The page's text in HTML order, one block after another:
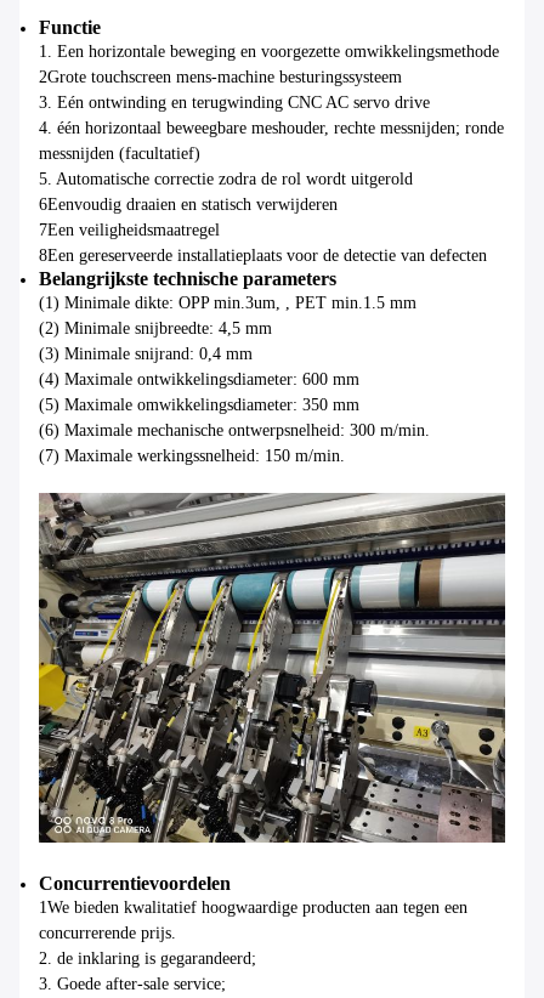
Functie
1. Een horizontale beweging en voorgezette omwikkelingsmethode
2Grote touchscreen mens-machine besturingssysteem
3. Eén ontwinding en terugwinding CNC AC servo drive
4. één horizontaal beweegbare meshouder, rechte messnijden; ronde
messnijden (facultatief)
5. Automatische correctie zodra de rol wordt uitgerold
6Eenvoudig draaien en statisch verwijderen
7Een veiligheidsmaatregel
8Een gereserveerde installatieplaats voor de detectie van defecten
Belangrijkste technische parameters
(1) Minimale dikte: OPP min.3um, , PET min.1.5 mm
(2) Minimale snijbreedte: 4,5 mm
(3) Minimale snijrand: 0,4 mm
(4) Maximale ontwikkelingsdiameter: 600 mm
(5) Maximale omwikkelingsdiameter: 350 mm
(6) Maximale mechanische ontwerpsnelheid: 300 m/min.
(7) Maximale werkingssnelheid: 150 m/min.
Concurrentievoordelen
1We bieden kwalitatief hoogwaardige producten aan tegen een
concurrerende prijs.
2. de inklaring is gegarandeerd;
3. Goede after-sale service;